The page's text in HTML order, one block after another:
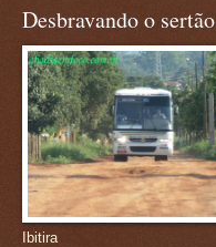
Desbravando o sertão
Ibitira